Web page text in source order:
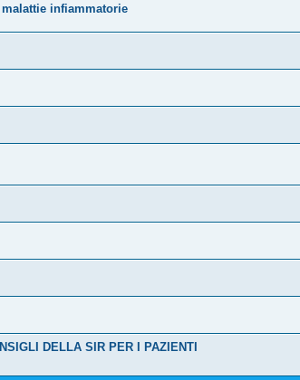
infiammatorie
DELLA SIR PER I PAZIENTI